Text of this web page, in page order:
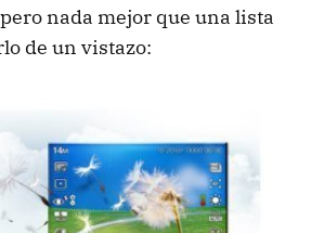
nada mejor que una lista
de un vistazo: